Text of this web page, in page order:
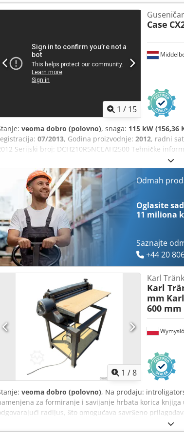
1 / 15
Case
veoma dobro (polovno), snaga: 115 kW (156,36
07/2013, Godina proizvodnje: 2012, radni
Serijski broj: DCH210R5NCEAH2500 Tehničke
Funkcionalno Radna širina: 300 cm CE oznaka: da
Vizuelno stanje: veoma dobro Finansijske
ruke, kompletno servisna evidencija, odmah spremna
Uključuje 3 kašike: 1300 mm, 450 mm i 2000 mm kašika
iz 2021.
Odmah
Oglasite
11 miliona
Saznajte
+44 20
1 /8
Karl
Karl
mm
600 mm
veoma dobro (polovno), Na prodaju:
za formiranje i savijanje hrbata korica
radijus, što omogućava savršeno
podesivim valjcima koji omogućavaju prilagođavanje
obezbeđuje visoku preciznost i